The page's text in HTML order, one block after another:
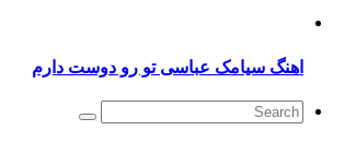
اهنگ سیامک عباسی تو رو دوست دارم